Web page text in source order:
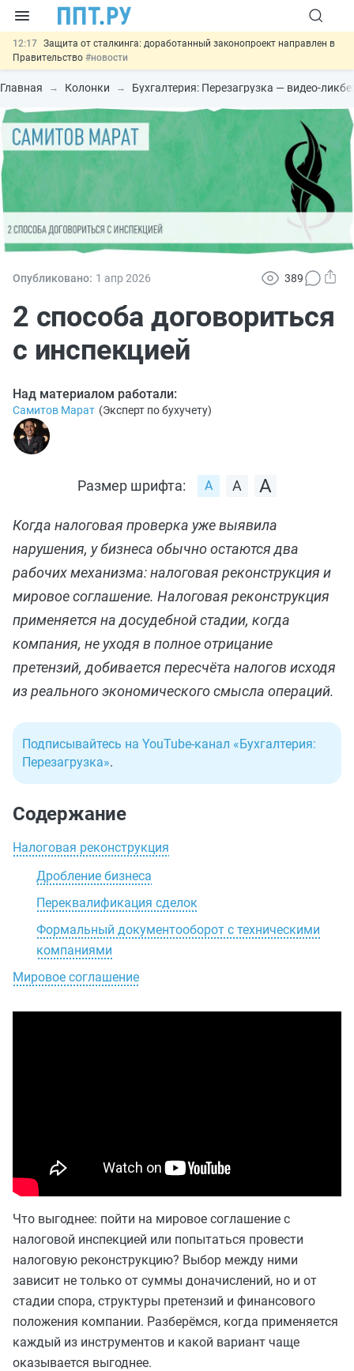
12:17 Защита от сталкинга: доработанный законопроект направлен в
Правительство #новости
11:23 Минпромторг предлагает новые формы сертификата и
декларации о соответствии#новости
#новости
00:01
6 августа: важные документы, вступающие в силу сегодня
#новости
Подписан закон об упрощении госзакупок по 44-ФЗ
Главная Колонки Бухгалтерия: Перезагрузка — видео-
Опубликовано: 1 апр 2026 389
2 способа договориться
с инспекцией
Над материалом работали:
Самитов Марат (Эксперт по бухучету)
Размер шрифта:
Когда налоговая проверка уже выявила
нарушения, у бизнеса обычно остаются два
рабочих механизма: налоговая реконструкция и
мировое соглашение. Налоговая реконструкция
применяется на досудебной стадии, когда
компания, не уходя в полное отрицание
претензий, добивается пересчёта налогов исходя
из реального экономического смысла операций.
Подписывайтесь на YouTube-канал «Бухгалтерия:
Перезагрузка».
Содержание
Налоговая реконструкция
Дробление бизнеса
Переквалификация сделок
Формальный документооборот с техническими
компаниями
Мировое соглашение
Что выгоднее: пойти на мировое соглашение с
налоговой инспекцией или попытаться провести
налоговую реконструкцию? Выбор между ними
зависит не только от суммы доначислений, но и от
стадии спора, структуры претензий и финансового
положения компании. Разберёмся, когда применяется
каждый из инструментов и какой вариант чаще
оказывается выгоднее.